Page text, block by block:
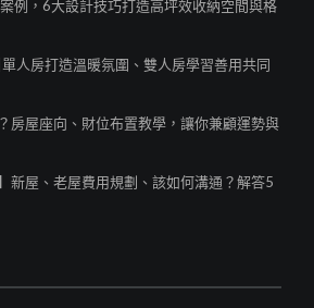
例，6大設計技巧打造高坪效收納空間與格
人房打造溫暖氛圍、雙人房學習善用共同
房屋座向、財位布置教學，讓你兼顧運勢與
新屋、老屋費用規劃、該如何溝通？解答5